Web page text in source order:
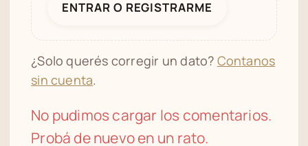
ENTRAR O REGISTRARME
¿Solo querés corregir un dato? Contanos
sin cuenta.
No pudimos cargar los comentarios.
Probá de nuevo en un rato.